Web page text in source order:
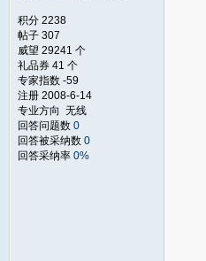
积分 2238
帖子 307
威望 29241 个
礼品券 41 个
专家指数 -59
注册 2008-6-14
专业方向 无线
回答问题数 0
回答被采纳数 0
回答采纳率 0%